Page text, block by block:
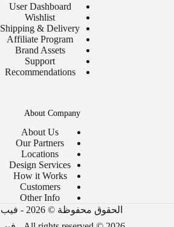
User Dashboard
Wishlist
Shipping & Delivery
Affiliate Program
Brand Assets
Support
Recommendations
About Company
About Us
Our Partners
Locations
Design Services
How it Works
Customers
Other Info
الحقوق محفوظة © 2026 - فيب.com